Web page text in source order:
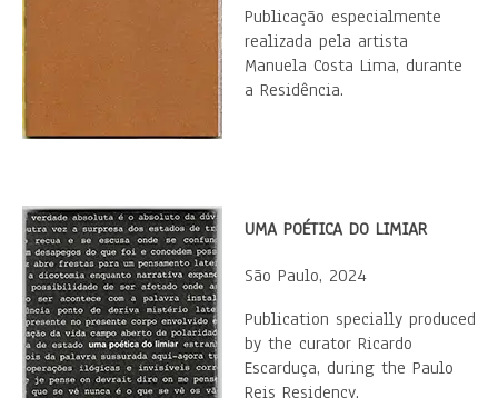
Publicação especialmente
realizada pela artista
Manuela Costa Lima, durante
a Residência.
UMA POÉTICA DO LIMIAR
São Paulo, 2024
Publication specially produced
by the curator Ricardo
Escarduça, during the Paulo
Reis Residency.